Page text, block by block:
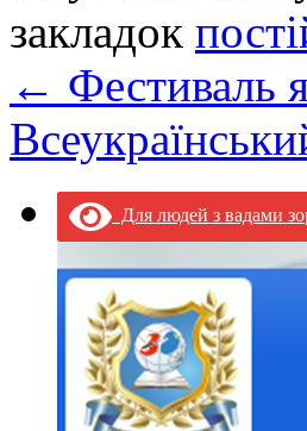
закладок
← Фестиваль
Для людей з вадами